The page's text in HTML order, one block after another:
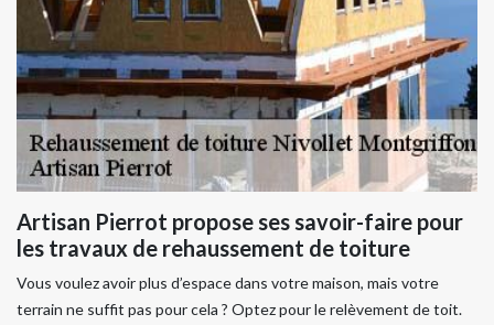
Artisan Pierrot propose ses savoir-faire pour
les travaux de rehaussement de toiture
Vous voulez avoir plus d’espace dans votre maison, mais votre
terrain ne suffit pas pour cela ? Optez pour le relèvement de toit.